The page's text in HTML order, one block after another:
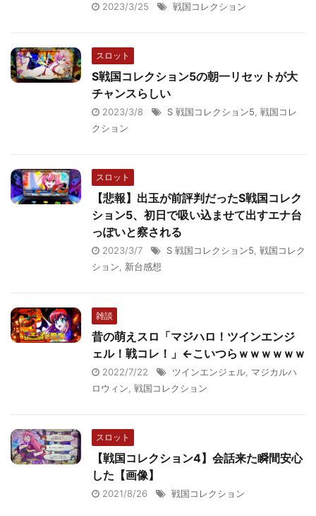
2023/3/25 戦国コレクション
スロット
S戦国コレクション5の朝一リセットが大
チャンスらしい
2023/3/8 S 戦国コレクション5 戦国コレ
クション
スロット
【悲報】出玉が前評判だったS戦国コレク
ション5、初日で吸い込ませて出すエナ台
っぽいと察される
2023/3/7 S 戦国コレクション5 戦国コレク
ション
新台感想
雑談
昔の萌えスロ「マジハロ！ツインエンジ
ェル！戦コレ！」←こいつらｗｗｗｗｗｗ
2022/7/22 ツインエンジェル マジカルハ
ロウィン 戦国コレクション
スロット
【戦国コレクション4】会話来た瞬間安心
した【画像】
2021/8/26 戦国コレクション